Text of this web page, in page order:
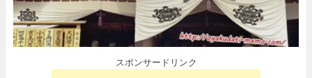
スポンサードリンク